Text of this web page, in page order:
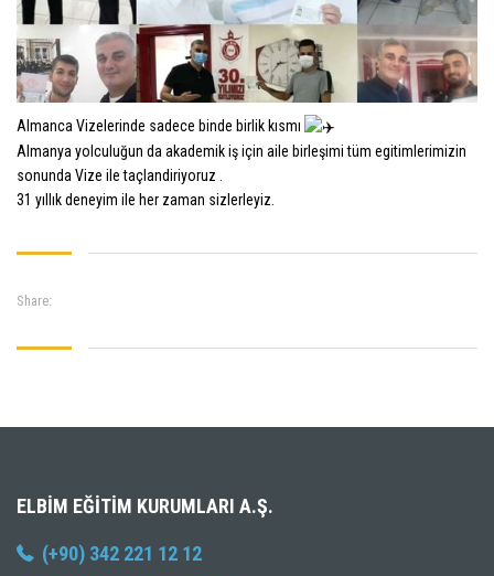
Almanca Vizelerinde sadece binde birlik kısmı
Almanya yolculuğun da akademik iş için aile birleşimi tüm egitimlerimizin
sonunda Vize ile taçlandiriyoruz .
31 yıllık deneyim ile her zaman sizlerleyiz.
Share:
ELBIM EĞITIM KURUMLARI A.Ş.
(+90) 342 221 12 12